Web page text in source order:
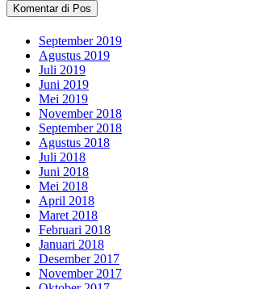
September 2019
Agustus 2019
Juli 2019
Juni 2019
Mei 2019
November 2018
September 2018
Agustus 2018
Juli 2018
Juni 2018
Mei 2018
April 2018
Maret 2018
Februari 2018
Januari 2018
Desember 2017
November 2017